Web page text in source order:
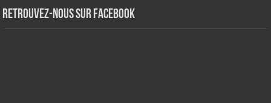
Retrouvez-nous sur Facebook